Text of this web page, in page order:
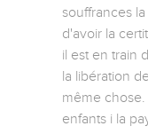
souffrances
d'avoir la
il est en train
la libération
même
enfants i la